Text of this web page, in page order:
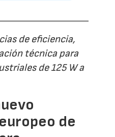
de eficiencia,
técnica para
de 125 W a
de